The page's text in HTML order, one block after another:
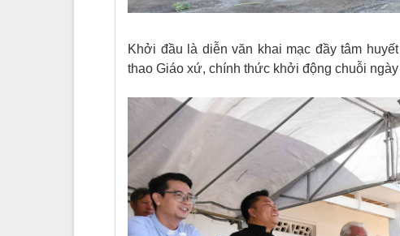
Khởi đầu là diễn văn khai mạc đầy tâm huyết
thao Giáo xứ, chính thức khởi động chuỗi ngày